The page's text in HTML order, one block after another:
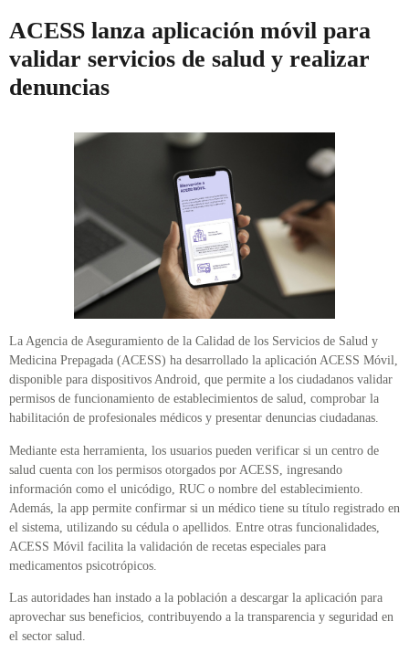
ACESS lanza aplicación móvil para
validar servicios de salud y realizar
denuncias
La Agencia de Aseguramiento de la Calidad de los Servicios de Salud y
Medicina Prepagada (ACESS) ha desarrollado la aplicación ACESS Móvil,
disponible para dispositivos Android, que permite a los ciudadanos validar
permisos de funcionamiento de establecimientos de salud, comprobar la
habilitación de profesionales médicos y presentar denuncias ciudadanas.
Mediante esta herramienta, los usuarios pueden verificar si un centro de
salud cuenta con los permisos otorgados por ACESS, ingresando
información como el unicódigo, RUC o nombre del establecimiento.
Además, la app permite confirmar si un médico tiene su título registrado en
el sistema, utilizando su cédula o apellidos. Entre otras funcionalidades,
ACESS Móvil facilita la validación de recetas especiales para
medicamentos psicotrópicos.
Las autoridades han instado a la población a descargar la aplicación para
aprovechar sus beneficios, contribuyendo a la transparencia y seguridad en
el sector salud.